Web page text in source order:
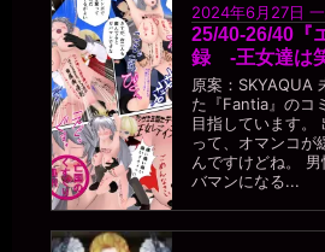
2024年6月27日
25/40-26/40『
録 -王女達は
原案：SKYAQUA
た『Fantia』のコ
目指しています。
って、オマンコが
んですけどね。
バマンになる...